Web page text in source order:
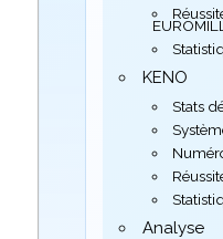
KENO
Stats
Analyse